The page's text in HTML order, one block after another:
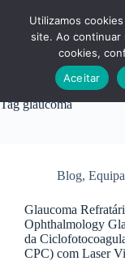
Tagglaucoma
Blog,
Glaucoma
Ophthalmology
da
CPC) com Laser
Utilizamos
site. Ao continuar
cookies,
Aceitar